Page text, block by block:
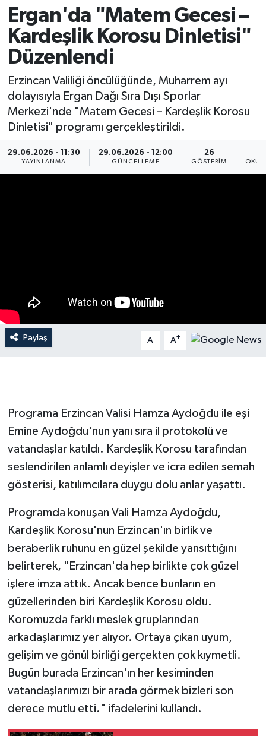
Ergan'da "Matem Gecesi –
Kardeşlik Korosu Dinletisi"
Düzenlendi
Erzincan Valiliği öncülüğünde, Muharrem ayı
dolayısıyla Ergan Dağı Sıra Dışı Sporlar
Merkezi'nde "Matem Gecesi – Kardeşlik Korosu
Dinletisi" programı gerçekleştirildi.
29.06.2026 - 11:30
YAYINLANMA
29.06.2026 - 12:00
GÜNCELLEME
26
GÖSTERIM
Paylaş A- A+
Programa Erzincan Valisi Hamza Aydoğdu ile eşi
Emine Aydoğdu'nun yanı sıra il protokolü ve
vatandaşlar katıldı. Kardeşlik Korosu tarafından
seslendirilen anlamlı deyişler ve icra edilen semah
gösterisi, katılımcılara duygu dolu anlar yaşattı.
Programda konuşan Vali Hamza Aydoğdu,
Kardeşlik Korosu'nun Erzincan'ın birlik ve
beraberlik ruhunu en güzel şekilde yansıttığını
belirterek, "Erzincan'da hep birlikte çok güzel
işlere imza attık. Ancak bence bunların en
güzellerinden biri Kardeşlik Korosu oldu.
Koromuzda farklı meslek gruplarından
arkadaşlarımız yer alıyor. Ortaya çıkan uyum,
gelişim ve gönül birliği gerçekten çok kıymetli.
Bugün burada Erzincan'ın her kesiminden
vatandaşlarımızı bir arada görmek bizleri son
derece mutlu etti." ifadelerini kullandı.